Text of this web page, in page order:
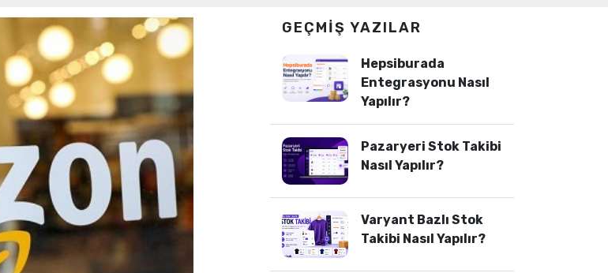
GEÇMIŞ YAZILAR
Hepsiburada
Entegrasyonu Nasıl
Yapılır?
Pazaryeri Stok Takibi
Nasıl Yapılır?
Varyant Bazlı Stok
Takibi Nasıl Yapılır?